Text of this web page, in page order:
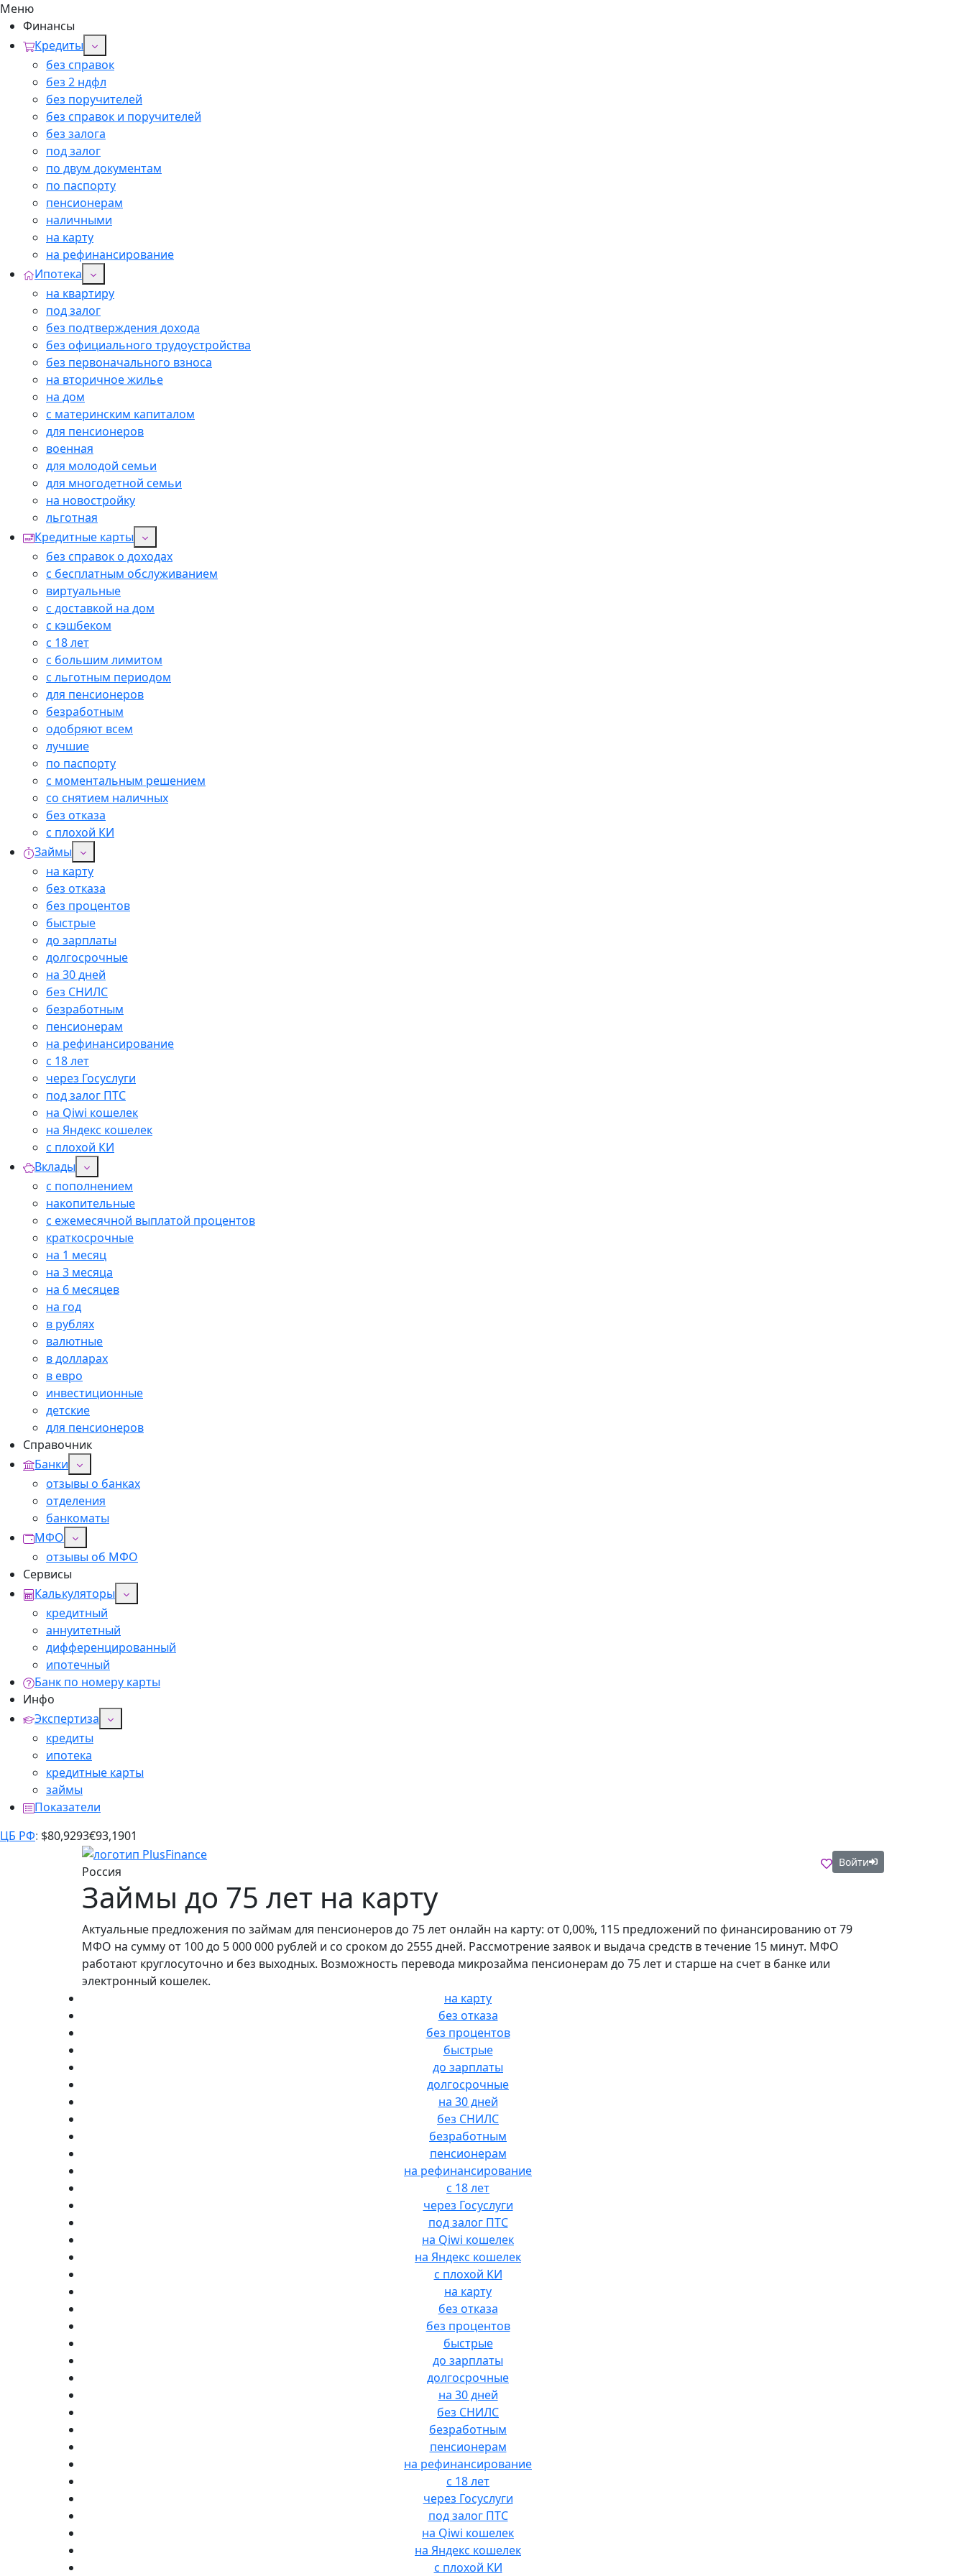
Меню
Финансы
Кредиты
без справок
без 2 ндфл
без поручителей
без справок и поручителей
без залога
под залог
по двум документам
по паспорту
пенсионерам
наличными
на карту
на рефинансирование
Ипотека
на квартиру
под залог
без подтверждения дохода
без официального трудоустройства
без первоначального взноса
на вторичное жилье
на дом
с материнским капиталом
для пенсионеров
военная
для молодой семьи
для многодетной семьи
на новостройку
льготная
Кредитные карты
без справок о доходах
с бесплатным обслуживанием
виртуальные
с доставкой на дом
с кэшбеком
с 18 лет
с большим лимитом
с льготным периодом
для пенсионеров
безработным
одобряют всем
лучшие
по паспорту
с моментальным решением
со снятием наличных
без отказа
с плохой КИ
Займы
на карту
без отказа
без процентов
быстрые
до зарплаты
долгосрочные
на 30 дней
без СНИЛС
безработным
пенсионерам
на рефинансирование
с 18 лет
через Госуслуги
под залог ПТС
на Qiwi кошелек
на Яндекс кошелек
с плохой КИ
Вклады
с пополнением
накопительные
с ежемесячной выплатой процентов
краткосрочные
на 1 месяц
на 3 месяца
на 6 месяцев
на год
в рублях
валютные
в долларах
в евро
инвестиционные
детские
для пенсионеров
Справочник
Банки
отзывы о банках
отделения
банкоматы
МФО
отзывы об МФО
Сервисы
Калькуляторы
кредитный
аннуитетный
дифференцированный
ипотечный
Банк по номеру карты
Инфо
Экспертиза
кредиты
ипотека
кредитные карты
займы
Показатели
ЦБ РФ: $80,9293€93,1901
Россия
Войти
Займы до 75 лет на карту
Актуальные предложения по займам для пенсионеров до 75 лет онлайн на карту: от 0,00%, 115 предложений по финансированию от 79
МФО на сумму от 100 до 5 000 000 рублей и со сроком до 2555 дней. Рассмотрение заявок и выдача средств в течение 15 минут. МФО
работают круглосуточно и без выходных. Возможность перевода микрозайма пенсионерам до 75 лет и старше на счет в банке или
электронный кошелек.
на карту
без отказа
без процентов
быстрые
до зарплаты
долгосрочные
на 30 дней
без СНИЛС
безработным
пенсионерам
на рефинансирование
с 18 лет
через Госуслуги
под залог ПТС
на Qiwi кошелек
на Яндекс кошелек
с плохой КИ
на карту
без отказа
без процентов
быстрые
до зарплаты
долгосрочные
на 30 дней
без СНИЛС
безработным
пенсионерам
на рефинансирование
с 18 лет
через Госуслуги
под залог ПТС
на Qiwi кошелек
на Яндекс кошелек
с плохой КИ